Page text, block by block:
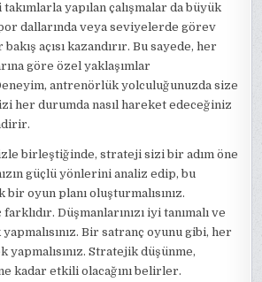
yapılan çalışmalar da büyük
dallarında veya seviyelerde görev
açısı kazandırır. Bu sayede, her
göre özel yaklaşımlar
antrenörlük yolculuğunuzda size
her durumda nasıl hareket edeceğiniz
birleştiğinde, strateji sizi bir adım öne
güçlü yönlerini analiz edip, bu
oyun planı oluşturmalısınız.
Düşmanlarınızı iyi tanımalı ve
Bir satranç oyunu gibi, her
yapmalısınız. Stratejik düşünme,
kadar etkili olacağını belirler.